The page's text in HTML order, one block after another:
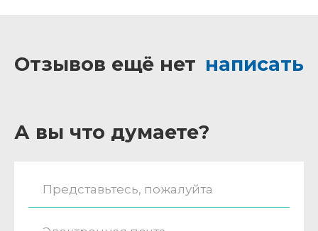
Отзывов ещё нет написать
А вы что думаете?